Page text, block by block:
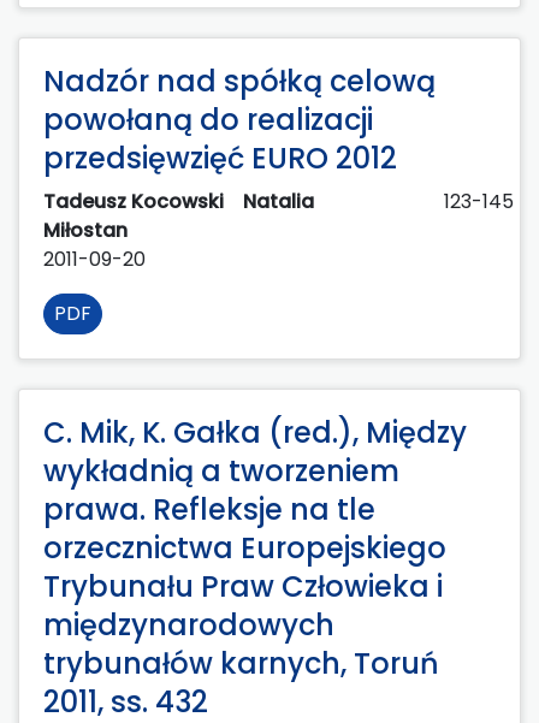
Nadzór nad spółką celową
powołaną do realizacji
przedsięwzięć EURO 2012
Tadeusz Kocowski
Natalia
Miłostan
123-145
2011-09-20
PDF
C. Mik, K. Gałka (red.), Między
wykładnią a tworzeniem
prawa. Refleksje na tle
orzecznictwa Europejskiego
Trybunału Praw Człowieka i
międzynarodowych
trybunałów karnych, Toruń
2011, ss. 432